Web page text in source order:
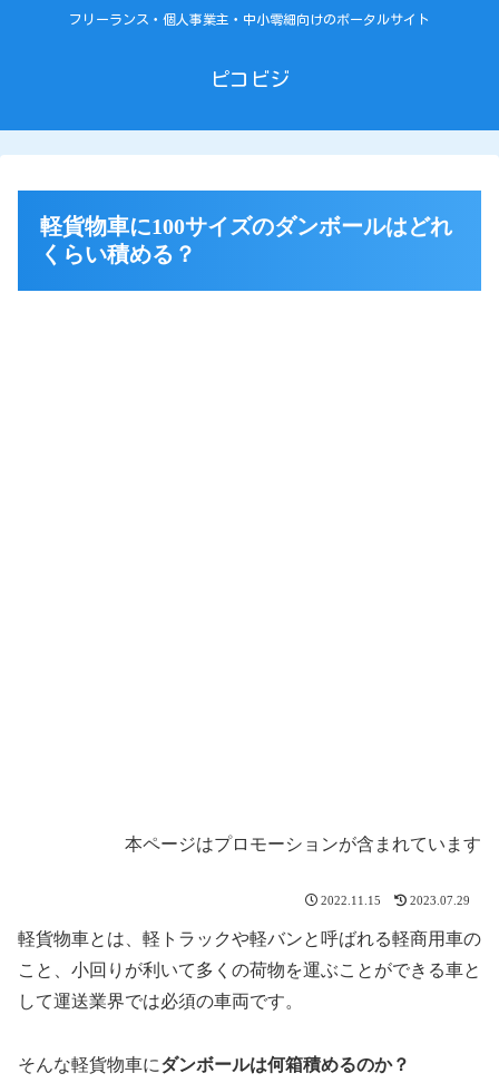
フリーランス・個人事業主・中小零細向けのポータルサイト
ピコビジ
軽貨物車に100サイズのダンボールはどれ
くらい積める？
本ページはプロモーションが含まれています
2022.11.15 2023.07.29
軽貨物車とは、軽トラックや軽バンと呼ばれる軽商用車の
こと、小回りが利いて多くの荷物を運ぶことができる車と
して運送業界では必須の車両です。
そんな軽貨物車にダンボールは何箱積めるのか？